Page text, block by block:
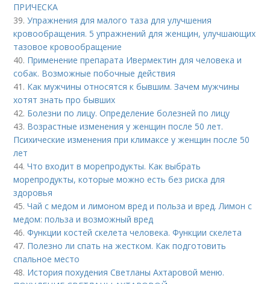
ПРИЧЕСКА
39.Упражнения для малого таза для улучшения
кровообращения. 5 упражнений для женщин, улучшающих
тазовое кровообращение
40. Применение препарата Ивермектин для человека и
собак. Возможные побочные действия
41. Как мужчины относятся к бывшим. Зачем мужчины
хотят знать про бывших
42. Болезни по лицу. Определение болезней по лицу
43. Возрастные изменения у женщин после 50 лет.
Психические изменения при климаксе у женщин после 50
лет
44.Что входит в морепродукты. Как выбрать
морепродукты, которые можно есть без риска для
здоровья
45.Чай с медом и лимоном вред и польза и вред. Лимон с
медом: польза и возможный вред
46.Функции костей скелета человека. Функции скелета
47. Полезно ли спать на жестком. Как подготовить
спальное место
48. История похудения Светланы Ахтаровой меню.